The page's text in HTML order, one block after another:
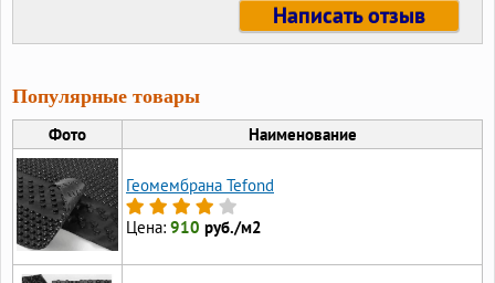
Написать отзыв
Популярные товары
Фото Наименование
Геомембрана Tefond
Цена: 910 руб./м2